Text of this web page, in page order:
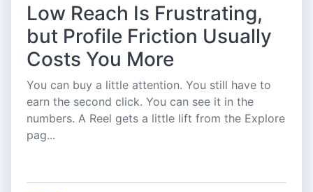
Low Reach Is Frustrating,
but Profile Friction Usually
Costs You More
You can buy a little attention. You still have to
earn the second click. You can see it in the
numbers. A Reel gets a little lift from the Explore
pag...